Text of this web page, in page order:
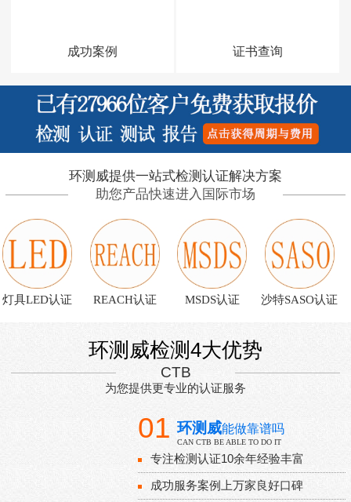
成功案例 证书查询
环测威提供一站式检测认证解决方案
助您产品快速进入国际市场
具LED认证 REACH认证 MSDS认证 沙特SASO认证
环测威检测4大优势
CTB
为您提供更专业的认证服务
01 环测威能做靠谱吗
CAN CTB BE ABLE TO DO IT
专注检测认证10余年经验丰富
成功服务案例上万家良好口碑